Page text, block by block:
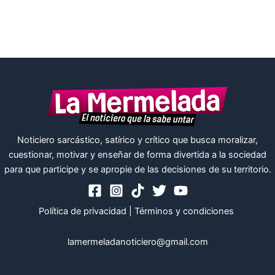
Noticiero sarcástico, satírico y crítico que busca moralizar,
cuestionar, motivar y enseñar de forma divertida a la sociedad
para que participe y se apropie de las decisiones de su territorio.
Política de privacidad Términos y condiciones
lamermeladanoticiero@gmail.com